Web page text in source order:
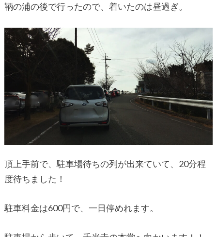
鞆の浦の後で行ったので、着いたのは昼過ぎ。
頂上手前で、駐車場待ちの列が出来ていて、20分程
度待ちました！
駐車料金は600円で、一日停めれます。